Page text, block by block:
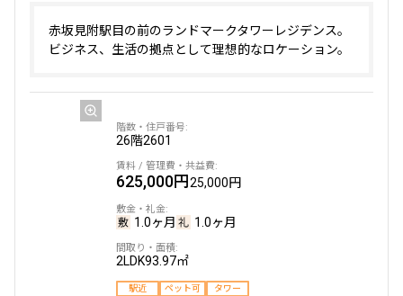
赤坂見附駅目の前のランドマークタワーレジデンス。
ビジネス、生活の拠点として理想的なロケーション。
26階2601
625,000円25,000円
1.0ヶ月 1.0ヶ月
2LDK93.97㎡
駅近 ペット可 タワー